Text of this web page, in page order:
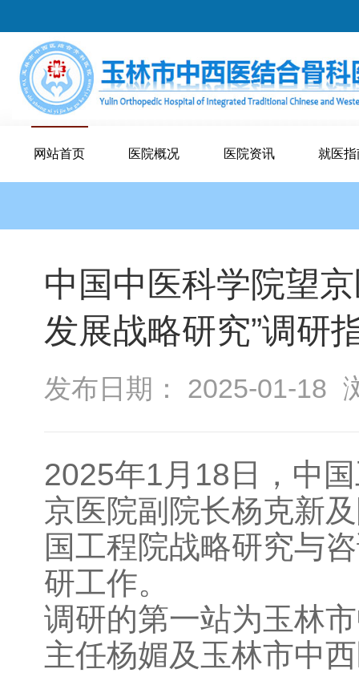
网站首页 医院概况 医院资讯 就医
中国中医科学院望
发展战略研究”调研
发布日期： 2025-01-18
2025年1月18日，中
京医院副院长杨克新
国工程院战略研究与
研工作。
调研的第一站为玉林
主任杨媚及玉林市中